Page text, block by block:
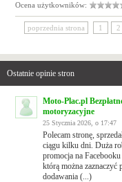
Ocena użytkowników:
poprzednia strona 1 2
Ostatnie opinie stron
Moto-Plac.pl
motoryzacyjne
25 Stycznia 2026, o 17:47
Polecam stronę,
ciągu kilku dni. Duża
promocja na
którą można zaznaczyć
dodawania (...)